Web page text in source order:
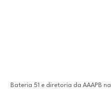
Bateria 51 e diretoria da AAAPB